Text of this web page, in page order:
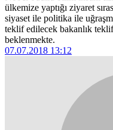
ülkemize yaptığı ziyaret
siyaset ile politika ile
teklif edilecek bakanlık
beklenmekte.
07.07.2018 13:12